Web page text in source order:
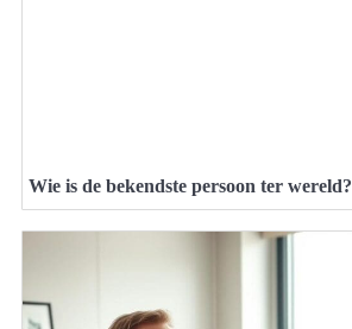
Wie is de bekendste persoon ter wereld?